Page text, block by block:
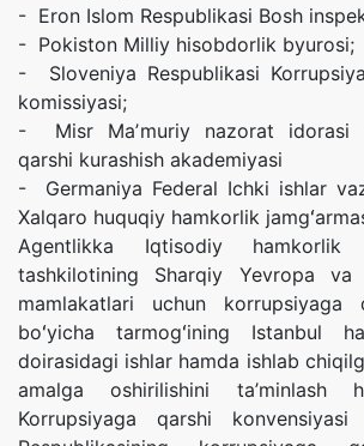
- Eron Islom Respublikasi Bosh
- Pokiston Milliy hisobdorlik byurosi;
- Sloveniya Respublikasi
komissiyasi;
- Misr Maʼmuriy nazorat idorasi
qarshi kurashish akademiyasi
- Germaniya Federal Ichki ishlar
Xalqaro huquqiy hamkorlik
Agentlikka Iqtisodiy
tashkilotining Sharqiy Yevropa va
mamlakatlari uchun korrupsiyaga
boʻyicha tarmogʻining Istanbul
doirasidagi ishlar hamda ishlab
amalga oshirilishini ta’minlash
Korrupsiyaga qarshi konvensiyasi